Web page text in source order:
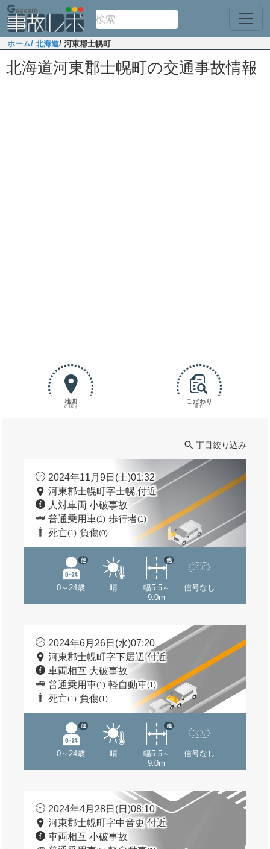
ホーム/ 北海道/ 河東郡士幌町
北海道河東郡士幌町の交通事故情報
地図
で探す
こだわり
条件
丁目絞り込み
2024年11月9日(土)01:32
河東郡士幌町字士幌 付近
人対車両 小破事故
普通乗用車(1) 歩行者(1)
死亡(1) 負傷(0)
0～24歳
他
晴
幅5.5～
9.0m
他
信号なし
2024年6月26日(水)07:20
河東郡士幌町字下居辺 付近
車両相互 大破事故
普通乗用車(1) 軽自動車(1)
死亡(1) 負傷(1)
0～24歳
他
晴
幅5.5～
9.0m
他
信号なし
2024年4月28日(日)08:10
河東郡士幌町字中音更 付近
車両相互 小破事故